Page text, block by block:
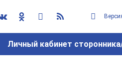
Личный кабинет